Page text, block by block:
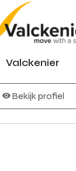
Valckenier
Bekijk profiel